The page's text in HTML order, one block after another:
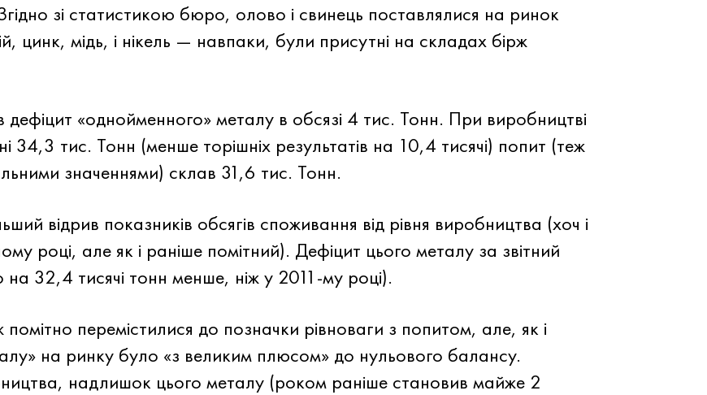
зі статистикою бюро, олово і свинець поставлялися на ринок
цинк, мідь, і нікель — навпаки, були присутні на складах бірж
«однойменного» металу в обсязі 4 тис. Тонн. При виробництві
34,3 тис. Тонн (менше торішніх результатів на 10,4 тисячі) попит (теж
значеннями) склав 31,6 тис. Тонн.
відрив показників обсягів споживання від рівня виробництва (хоч і
році, але як і раніше помітний). Дефіцит цього металу за звітний
32,4 тисячі тонн менше, ніж у 2011-му році).
перемістилися до позначки рівноваги з попитом, але, як і
на ринку було «з великим плюсом» до нульового балансу.
надлишок цього металу (роком раніше становив майже 2